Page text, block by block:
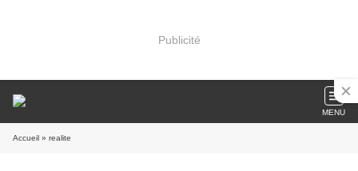
Publicité
MENU
Accueil » realite